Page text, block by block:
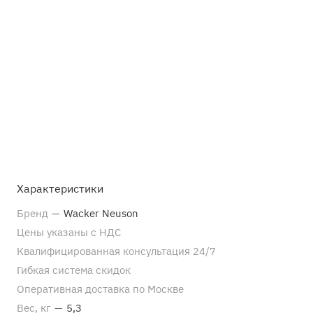
Характеристики
Бренд — Wacker Neuson
Цены указаны с НДС
Квалифицированная консультация 24/7
Гибкая система скидок
Оперативная доставка по Москве
Вес, кг — 5,3